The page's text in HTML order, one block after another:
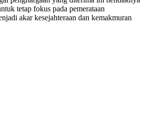
tetap fokus pada pemerataan
akar kesejahteraan dan kemakmuran